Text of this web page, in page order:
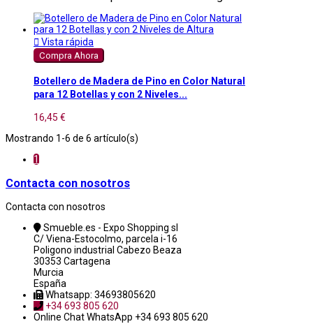
 Vista rápida
Compra Ahora
Botellero de Madera de Pino en Color Natural
para 12 Botellas y con 2 Niveles...
16,45 €
Mostrando 1-6 de 6 artículo(s)
1
Contacta con nosotros
Contacta con nosotros
Smueble.es - Expo Shopping sl
C/ Viena-Estocolmo, parcela i-16
Poligono industrial Cabezo Beaza
30353 Cartagena
Murcia
España
Whatsapp: 34693805620
+34 693 805 620
Online ChatWhatsApp +34 693 805 620